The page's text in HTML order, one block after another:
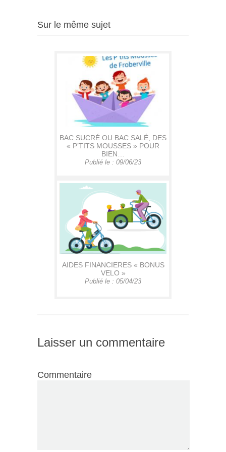
Sur le même sujet
BAC SUCRÉ OU BAC SALÉ, DES
« P’TITS MOUSSES » POUR
BIEN…
Publié le : 09/06/23
AIDES FINANCIERES « BONUS
VELO »
Publié le : 05/04/23
Laisser un commentaire
Commentaire